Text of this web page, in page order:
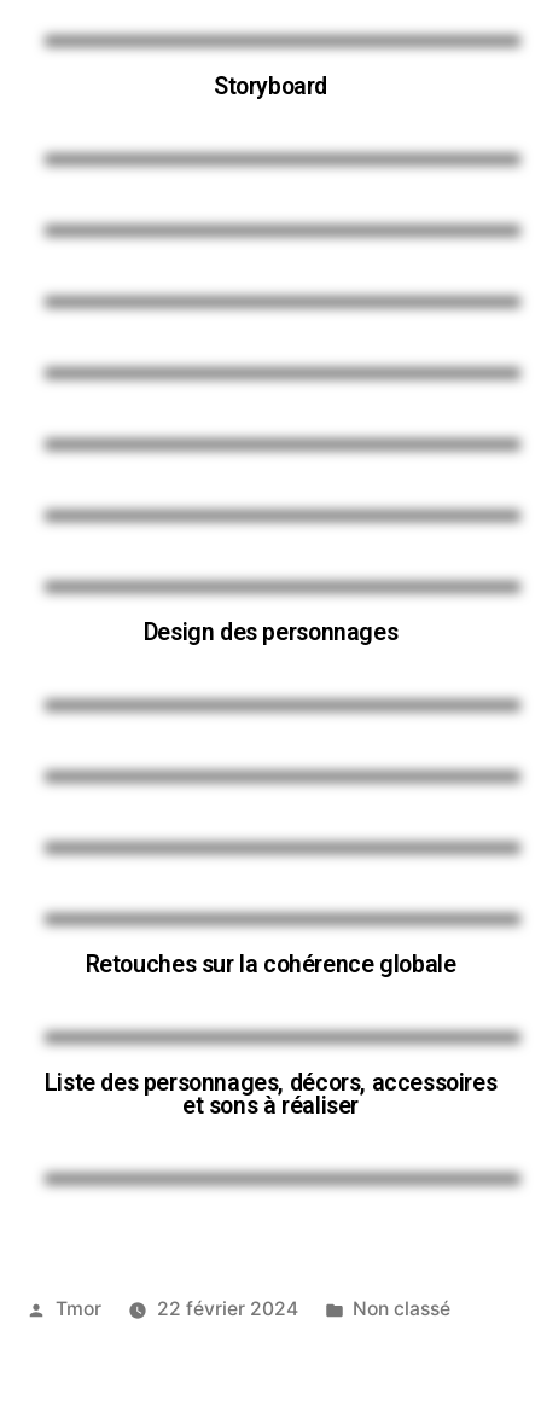
Storyboard
Design des personnages
Retouches sur la cohérence globale
Liste des personnages, décors, accessoires
et sons à réaliser
Tmor 22 février 2024 Non classé